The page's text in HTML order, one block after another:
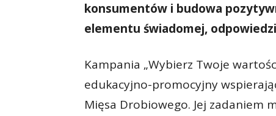
konsumentów i budowa
elementu świadomej,
Kampania „Wybierz Twoje
edukacyjno-promocyjny
Mięsa Drobiowego. Jej zadaniem